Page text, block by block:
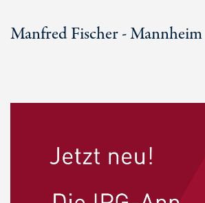
Manfred Fischer - Mannheim